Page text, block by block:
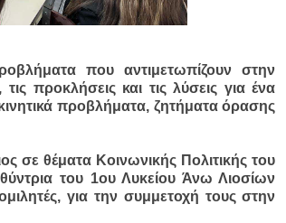
που αντιμετωπίζουν στην
προκλήσεις και τις λύσεις για ένα
προβλήματα, ζητήματα όρασης
σε θέματα Κοινωνικής Πολιτικής του
του 1ου Λυκείου Άνω Λιοσίων
για την συμμετοχή τους στην